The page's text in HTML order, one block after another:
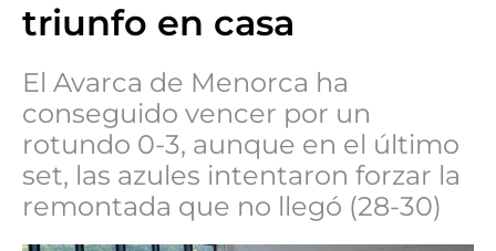
triunfo en casa
El Avarca de Menorca ha
conseguido vencer por un
rotundo 0-3, aunque en el último
set, las azules intentaron forzar la
remontada que no llegó (28-30)